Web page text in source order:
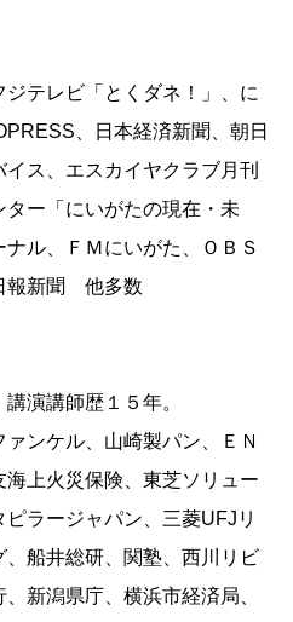
テレビ「とくダネ！」、に
、日本経済新聞、朝日
ス、エスカイヤクラブ月刊
ー「にいがたの現在・未
ル、ＦＭにいがた、ＯＢＳ
報新聞 他多数
演講師歴１５年。
ンケル、山崎製パン、ＥＮ
海上火災保険、東芝ソリュー
ラージャパン、三菱UFJリ
船井総研、関塾、西川リビ
新潟県庁、横浜市経済局、